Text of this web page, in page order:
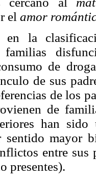
el amor
la
familias
de
de sus
de los
de
han sido
sentido mayor
entre sus
presentes).